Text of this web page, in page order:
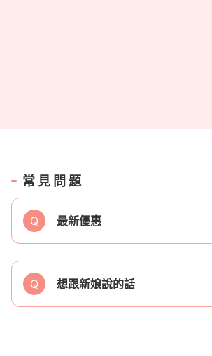
常見問題
Q 最新優惠
Q 想跟新娘說的話